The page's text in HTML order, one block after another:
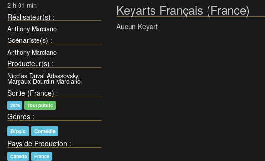
2 h 01 min
Réalisateur(s) :
Anthony Marciano
Scénariste(s) :
Anthony Marciano
Producteur(s) :
Nicolas Duval Adassovsky,
Margaux Dourdin Marciano
Sortie (France) :
2026 Tout public
Genres :
Biopic Comédie
Pays de Production :
Canada France
Keyarts Français (France)
Aucun Keyart